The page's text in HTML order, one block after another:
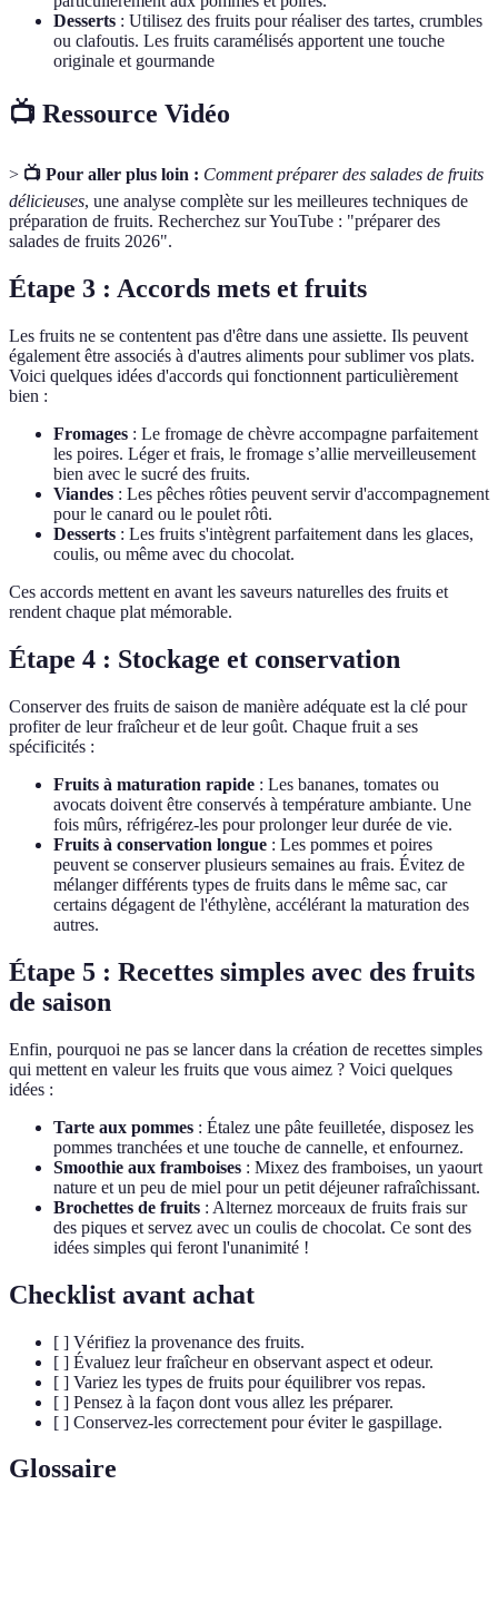
Desserts : Utilisez des fruits pour réaliser des tartes, crumbles
ou clafoutis. Les fruits caramélisés apportent une touche
originale et gourmande
📺 Ressource Vidéo
> 📺 Pour aller plus loin : Comment préparer des salades de fruits
délicieuses, une analyse complète sur les meilleures techniques de
préparation de fruits. Recherchez sur YouTube : "préparer des
salades de fruits 2026".
Étape 3 : Accords mets et fruits
Les fruits ne se contentent pas d'être dans une assiette. Ils peuvent
également être associés à d'autres aliments pour sublimer vos plats.
Voici quelques idées d'accords qui fonctionnent particulièrement
bien :
Fromages : Le fromage de chèvre accompagne parfaitement
les poires. Léger et frais, le fromage s’allie merveilleusement
bien avec le sucré des fruits.
Viandes : Les pêches rôties peuvent servir d'accompagnement
pour le canard ou le poulet rôti.
Desserts : Les fruits s'intègrent parfaitement dans les glaces,
coulis, ou même avec du chocolat.
Ces accords mettent en avant les saveurs naturelles des fruits et
rendent chaque plat mémorable.
Étape 4 : Stockage et conservation
Conserver des fruits de saison de manière adéquate est la clé pour
profiter de leur fraîcheur et de leur goût. Chaque fruit a ses
spécificités :
Fruits à maturation rapide : Les bananes, tomates ou
avocats doivent être conservés à température ambiante. Une
fois mûrs, réfrigérez-les pour prolonger leur durée de vie.
Fruits à conservation longue : Les pommes et poires
peuvent se conserver plusieurs semaines au frais. Évitez de
mélanger différents types de fruits dans le même sac, car
certains dégagent de l'éthylène, accélérant la maturation des
autres.
Étape 5 : Recettes simples avec des fruits
de saison
Enfin, pourquoi ne pas se lancer dans la création de recettes simples
qui mettent en valeur les fruits que vous aimez ? Voici quelques
idées :
Tarte aux pommes : Étalez une pâte feuilletée, disposez les
pommes tranchées et une touche de cannelle, et enfournez.
Smoothie aux framboises : Mixez des framboises, un yaourt
nature et un peu de miel pour un petit déjeuner rafraîchissant.
Brochettes de fruits : Alternez morceaux de fruits frais sur
des piques et servez avec un coulis de chocolat. Ce sont des
idées simples qui feront l'unanimité !
Checklist avant achat
[ ] Vérifiez la provenance des fruits.
[ ] Évaluez leur fraîcheur en observant aspect et odeur.
[ ] Variez les types de fruits pour équilibrer vos repas.
[ ] Pensez à la façon dont vous allez les préparer.
[ ] Conservez-les correctement pour éviter le gaspillage.
Glossaire